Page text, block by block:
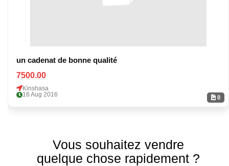
0
un cadenat de bonne qualité
7500.00
Kinshasa
16 Aug 2016
Vous souhaitez vendre
quelque chose rapidement ?